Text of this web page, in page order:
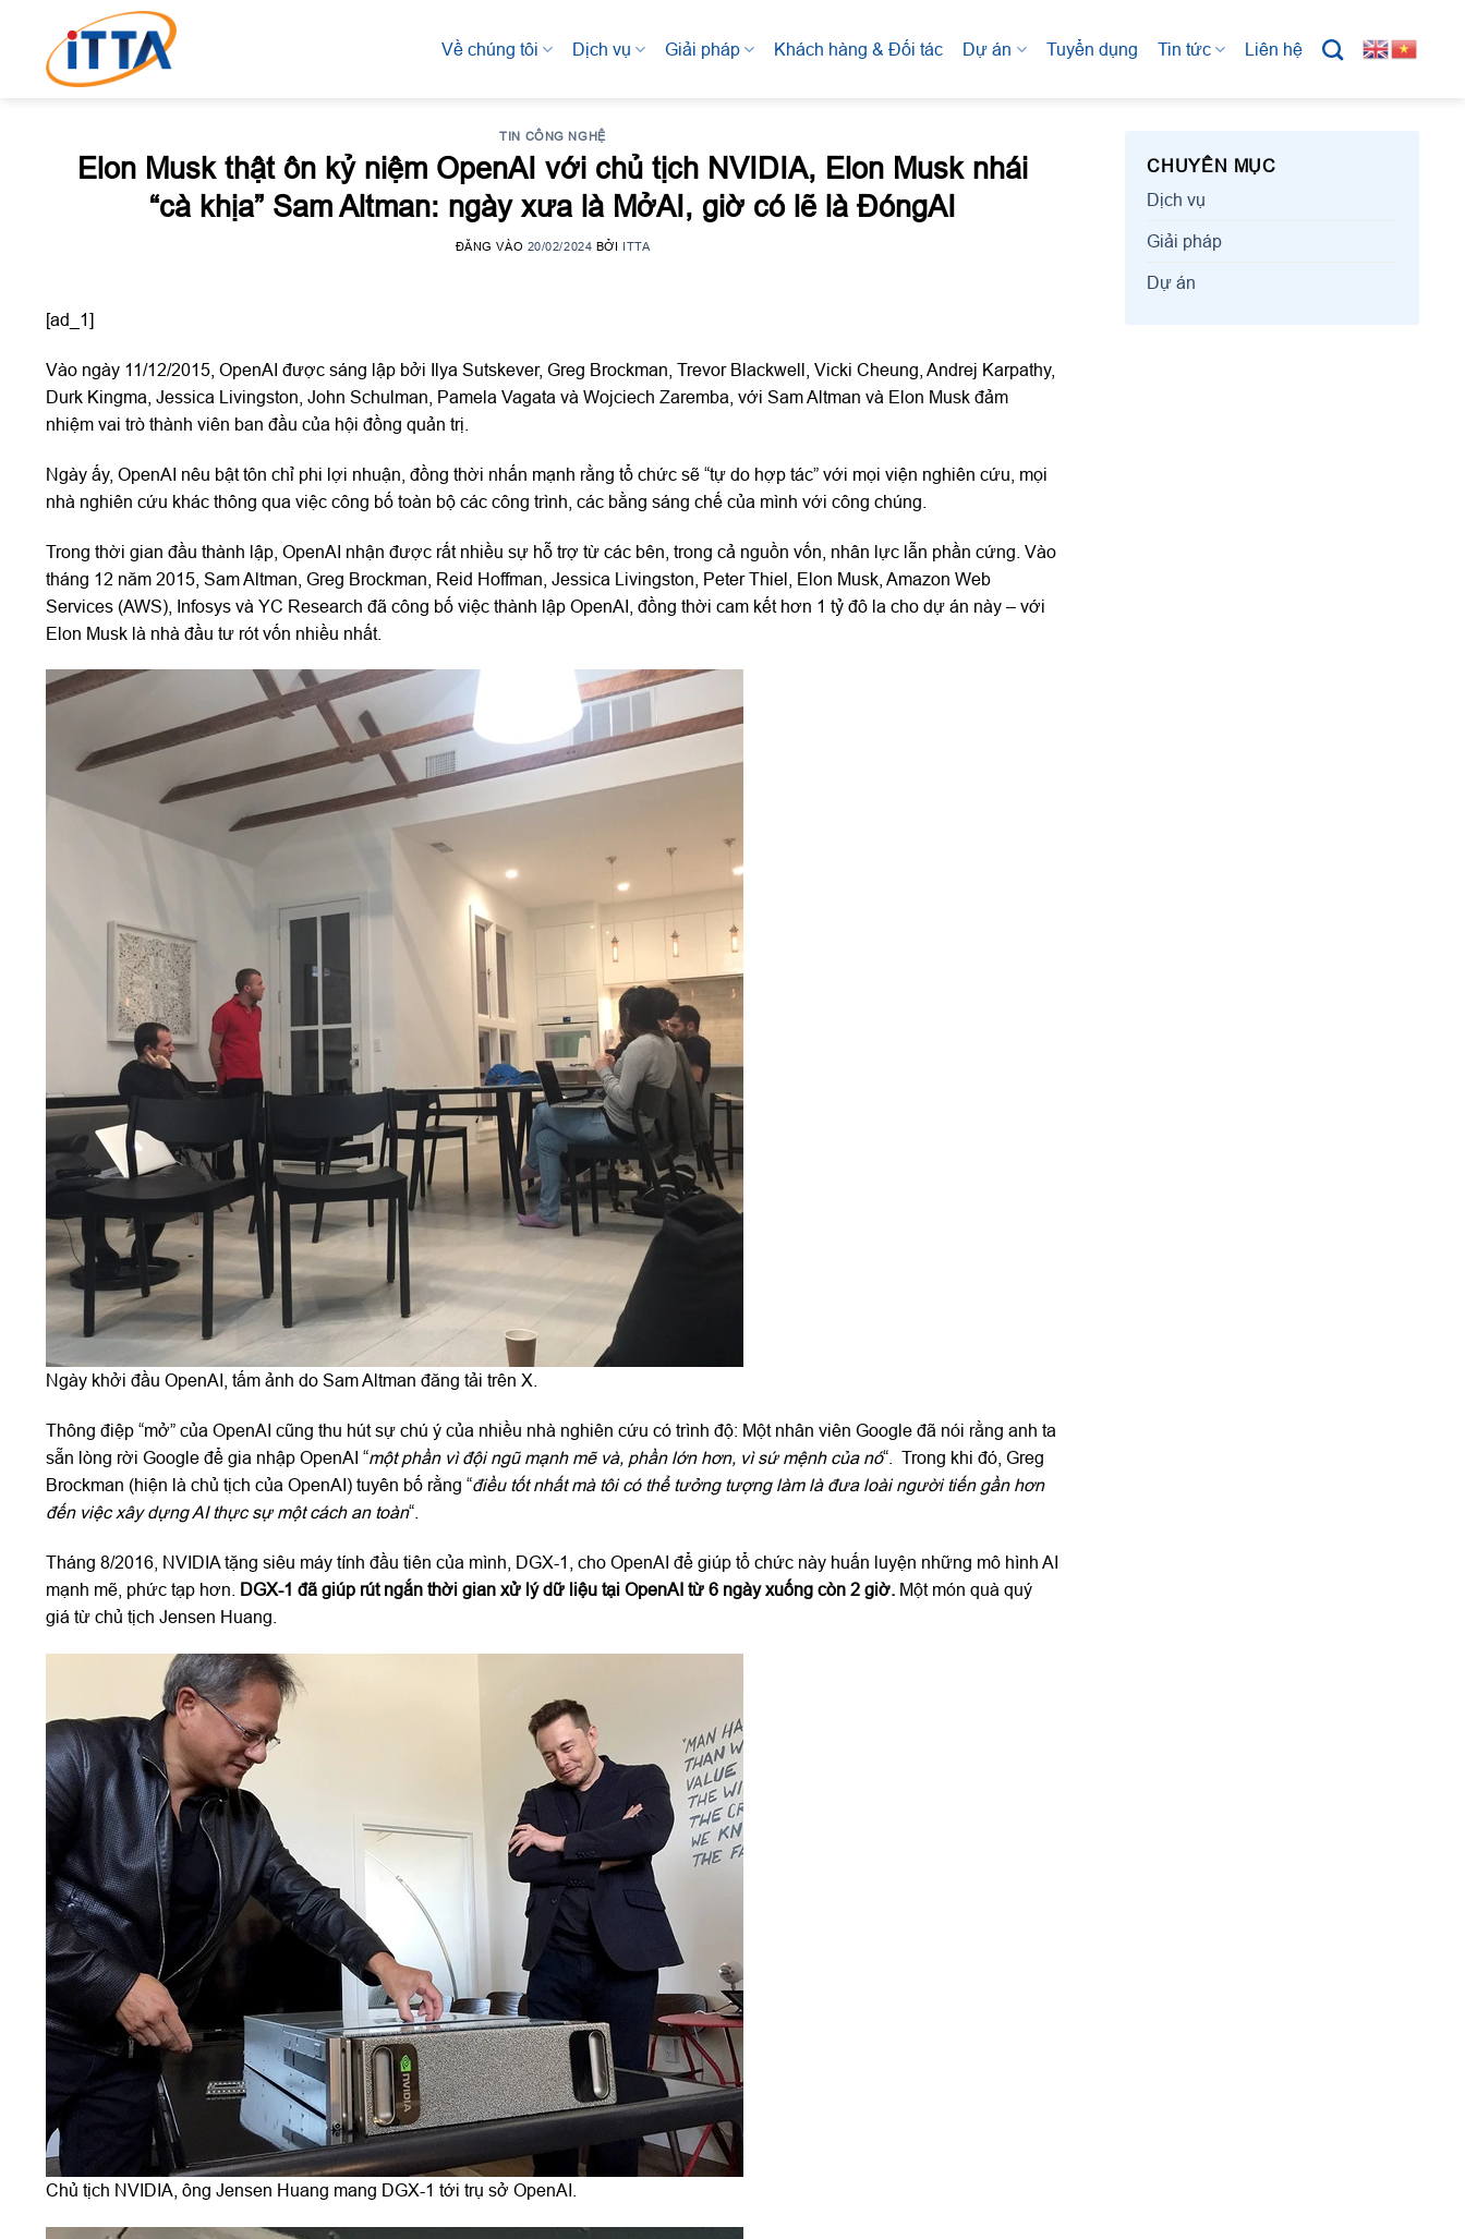
content
Về chúng tôi Dịch vụ Giải pháp Khách hàng & Đối tác Dự án Tuyển dụng Tin tức Liên hệ
TIN CÔNG NGHỆ
Elon Musk thật ôn kỷ niệm OpenAI với chủ tịch NVIDIA, Elon Musk nhái
“cà khịa” Sam Altman: ngày xưa là MởAI, giờ có lẽ là ĐóngAI
ĐĂNG VÀO 20/02/2024 BỞI ITTA
[ad_1]
Vào ngày 11/12/2015, OpenAI được sáng lập bởi Ilya Sutskever, Greg Brockman, Trevor Blackwell, Vicki Cheung, Andrej Karpathy,
Durk Kingma, Jessica Livingston, John Schulman, Pamela Vagata và Wojciech Zaremba, với Sam Altman và Elon Musk đảm
nhiệm vai trò thành viên ban đầu của hội đồng quản trị.
Ngày ấy, OpenAI nêu bật tôn chỉ phi lợi nhuận, đồng thời nhấn mạnh rằng tổ chức sẽ “tự do hợp tác” với mọi viện nghiên cứu, mọi
nhà nghiên cứu khác thông qua việc công bố toàn bộ các công trình, các bằng sáng chế của mình với công chúng.
Trong thời gian đầu thành lập, OpenAI nhận được rất nhiều sự hỗ trợ từ các bên, trong cả nguồn vốn, nhân lực lẫn phần cứng. Vào
tháng 12 năm 2015, Sam Altman, Greg Brockman, Reid Hoffman, Jessica Livingston, Peter Thiel, Elon Musk, Amazon Web
Services (AWS), Infosys và YC Research đã công bố việc thành lập OpenAI, đồng thời cam kết hơn 1 tỷ đô la cho dự án này – với
Elon Musk là nhà đầu tư rót vốn nhiều nhất.
Ngày khởi đầu OpenAI, tấm ảnh do Sam Altman đăng tải trên X.
Thông điệp “mở” của OpenAI cũng thu hút sự chú ý của nhiều nhà nghiên cứu có trình độ: Một nhân viên Google đã nói rằng anh ta
sẵn lòng rời Google để gia nhập OpenAI “một phần vì đội ngũ mạnh mẽ và, phần lớn hơn, vì sứ mệnh của nó“. Trong khi đó, Greg
Brockman (hiện là chủ tịch của OpenAI) tuyên bố rằng “điều tốt nhất mà tôi có thể tưởng tượng làm là đưa loài người tiến gần hơn
đến việc xây dựng AI thực sự một cách an toàn“.
Tháng 8/2016, NVIDIA tặng siêu máy tính đầu tiên của mình, DGX-1, cho OpenAI để giúp tổ chức này huấn luyện những mô hình AI
mạnh mẽ, phức tạp hơn. DGX-1 đã giúp rút ngắn thời gian xử lý dữ liệu tại OpenAI từ 6 ngày xuống còn 2 giờ. Một món quà quý
giá từ chủ tịch Jensen Huang.
Chủ tịch NVIDIA, ông Jensen Huang mang DGX-1 tới trụ sở OpenAI.
CHUYÊN MỤC
Dịch vụ
Giải pháp
Dự án